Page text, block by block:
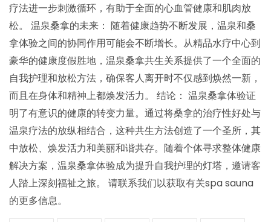
疗法进一步刺激循环，有助于全面的心血管健康和肌肉放
松。 温泉桑拿的未来： 随着健康趋势不断发展，温泉和桑
拿体验之间的协同作用可能会不断增长。从精品水疗中心到
豪华的健康度假胜地，温泉桑拿共生关系提供了一个全面的
自我护理和放松方法，确保客人离开时不仅感到焕然一新，
而且在身体和精神上都焕发活力。 结论： 温泉桑拿体验证
明了有意识的健康的转变力量。通过将桑拿的治疗性好处与
温泉疗法的放纵相结合，这种共生方法创造了一个圣所，其
中放松、焕发活力和美丽和谐共存。随着个体寻求整体健康
解决方案，温泉桑拿体验成为提升自我护理的灯塔，邀请客
人踏上深刻福祉之旅。 请联系我们以获取有关spa sauna
的更多信息。